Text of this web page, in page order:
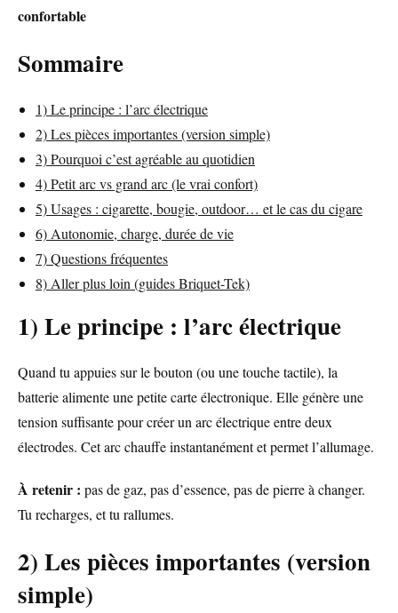
confortable
Sommaire
1) Le principe : l’arc électrique
2) Les pièces importantes (version simple)
3) Pourquoi c’est agréable au quotidien
4) Petit arc vs grand arc (le vrai confort)
5) Usages : cigarette, bougie, outdoor… et le cas du cigare
6) Autonomie, charge, durée de vie
7) Questions fréquentes
8) Aller plus loin (guides Briquet-Tek)
1) Le principe : l’arc électrique
Quand tu appuies sur le bouton (ou une touche tactile), la
batterie alimente une petite carte électronique. Elle génère une
tension suffisante pour créer un arc électrique entre deux
électrodes. Cet arc chauffe instantanément et permet l’allumage.
À retenir : pas de gaz, pas d’essence, pas de pierre à changer.
Tu recharges, et tu rallumes.
2) Les pièces importantes (version
simple)